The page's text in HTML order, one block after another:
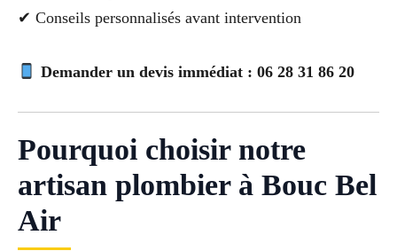
✔ Conseils personnalisés avant intervention
Demander un devis immédiat : 06 28 31 86 20
Pourquoi choisir notre
artisan plombier à Bouc Bel
Air